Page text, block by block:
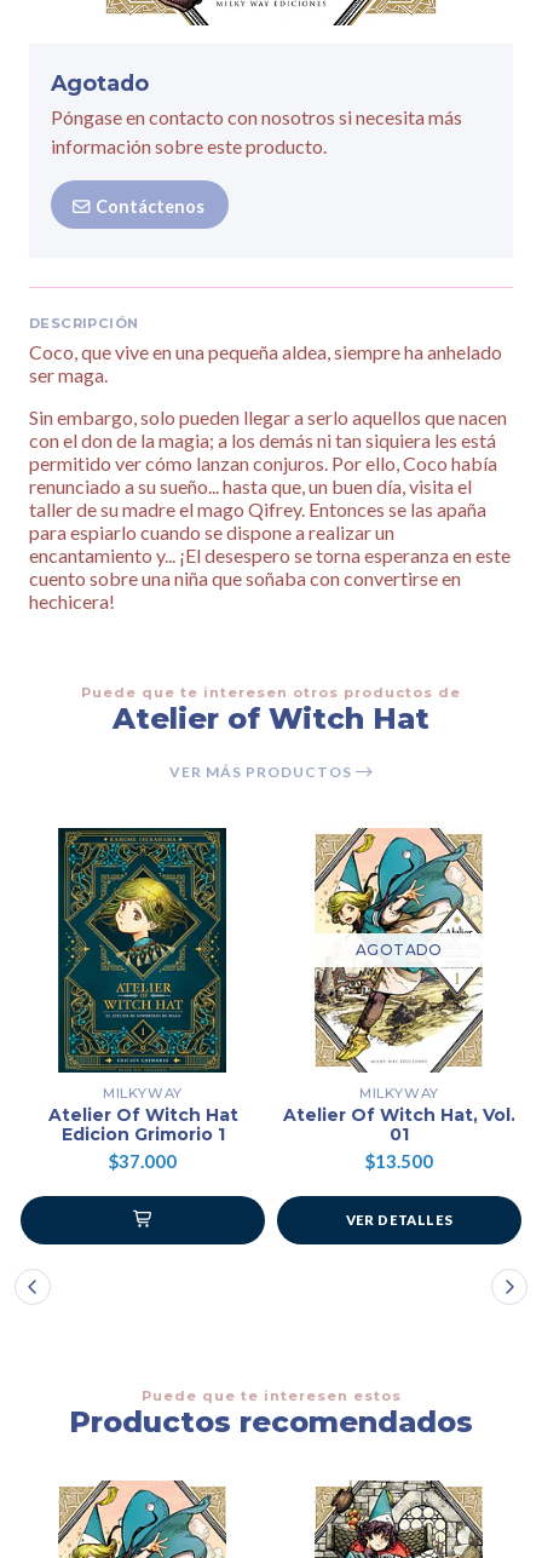
Agotado
Póngase en contacto con nosotros si necesita más
información sobre este producto.
Contáctenos
DESCRIPCIÓN
Coco, que vive en una pequeña aldea, siempre ha anhelado
ser maga.
Sin embargo, solo pueden llegar a serlo aquellos que nacen
con el don de la magia; a los demás ni tan siquiera les está
permitido ver cómo lanzan conjuros. Por ello, Coco había
renunciado a su sueño... hasta que, un buen día, visita el
taller de su madre el mago Qifrey. Entonces se las apaña
para espiarlo cuando se dispone a realizar un
encantamiento y... ¡El desespero se torna esperanza en este
cuento sobre una niña que soñaba con convertirse en
hechicera!
Puede que te interesen otros productos de
Atelier of Witch Hat
VER MÁS PRODUCTOS
MILKYWAY
Atelier Of Witch Hat
Edicion Grimorio 1
$37.000
AGOTADO
MILKYWAY
Atelier Of Witch Hat, Vol.
01
$13.500
VER DETALLES
Puede que te interesen estos
Productos recomendados